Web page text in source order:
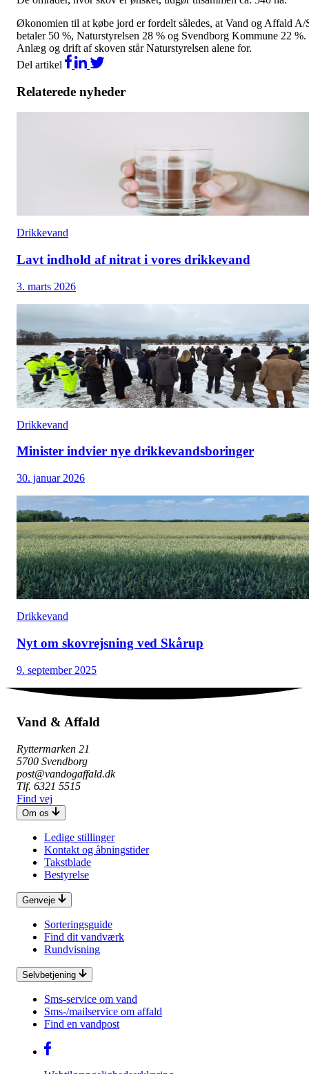
Økonomien til at købe jord er fordelt således, at Vand og Affald A/
betaler 50 %, Naturstyrelsen 28 % og Svendborg Kommune 22 %.
Anlæg og drift af skoven står Naturstyrelsen alene for.
Del artikel
Relaterede nyheder
Drikkevand
Lavt indhold af nitrat i vores drikkevand
3. marts 2026
Drikkevand
Minister indvier nye drikkevandsboringer
30. januar 2026
Drikkevand
Nyt om skovrejsning ved Skårup
9. september 2025
Vand & Affald
Ryttermarken 21
5700 Svendborg
post@vandogaffald.dk
Tlf. 6321 5515
Find vej
Om os
Ledige stillinger
Kontakt og åbningstider
Takstblade
Bestyrelse
Genveje
Sorteringsguide
Find dit vandværk
Rundvisning
Selvbetjening
Sms-service om vand
Sms-/mailservice om affald
Find en vandpost